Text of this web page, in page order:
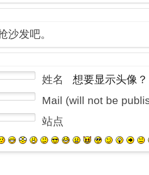
沙发吧。
姓名
想要显示头像？
Mail (will not be
站点